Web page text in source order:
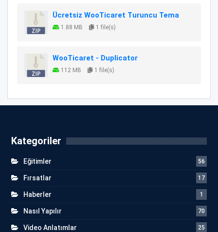
Ücretsiz WooTicaret Turuncu Tema
1.88 MB 1 file(s)
WooTicaret - Duplicator
112 MB 1 file(s)
Kategoriler
Eğitimler 56
Fırsatlar 17
Haberler 1
Nasıl Yapılır 70
Video Anlatımlar 25